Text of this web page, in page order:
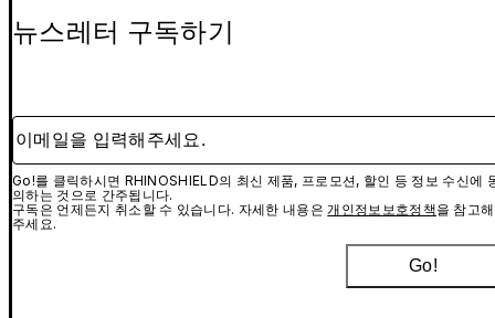
뉴스레터 구독하기
이메일을 입력해주세요.
Go!를 클릭하시면 RHINOSHIELD의 최신 제품, 프로모션, 할인 등 정보 수신에
의하는 것으로 간주됩니다.
구독은 언제든지 취소할 수 있습니다. 자세한 내용은개인정보보호정책을 참고해
주세요.
Go!